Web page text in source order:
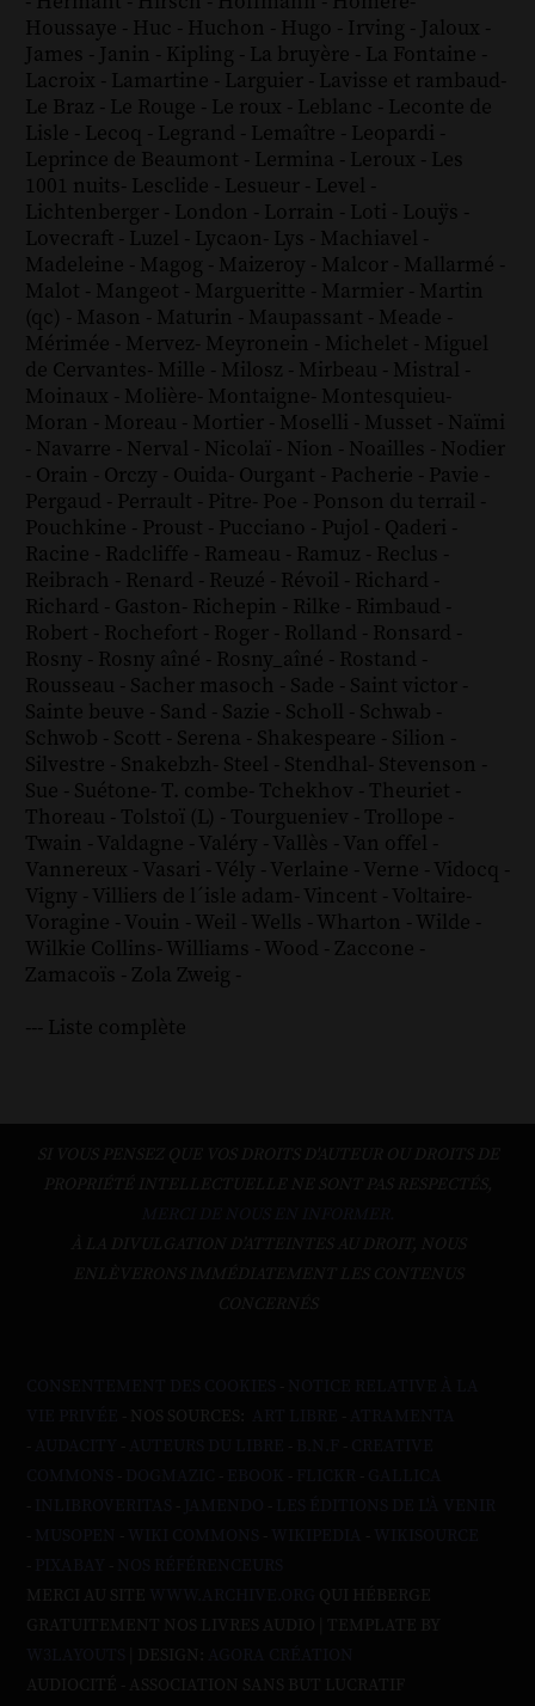
Houssaye - Huc - Huchon - Hugo - Irving - Jaloux -
James - Janin - Kipling - La bruyère - La Fontaine -
Lacroix - Lamartine - Larguier - Lavisse et rambaud-
Le Braz - Le Rouge - Le roux - Leblanc - Leconte de
Lisle - Lecoq - Legrand - Lemaître - Leopardi -
Leprince de Beaumont - Lermina - Leroux - Les
1001 nuits- Lesclide - Lesueur - Level -
Lichtenberger - London - Lorrain - Loti - Louÿs -
Lovecraft - Luzel - Lycaon- Lys - Machiavel -
Madeleine - Magog - Maizeroy - Malcor - Mallarmé -
Malot - Mangeot - Margueritte - Marmier - Martin
(qc) - Mason - Maturin - Maupassant - Meade -
Mérimée - Mervez- Meyronein - Michelet - Miguel
de Cervantes- Mille - Milosz - Mirbeau - Mistral -
Moinaux - Molière- Montaigne- Montesquieu-
Moran - Moreau - Mortier - Moselli - Musset - Naïmi
- Navarre - Nerval - Nicolaï - Nion - Noailles - Nodier
- Orain - Orczy - Ouida- Ourgant - Pacherie - Pavie -
Pergaud - Perrault - Pitre- Poe - Ponson du terrail -
Pouchkine - Proust - Pucciano - Pujol - Qaderi -
Racine - Radcliffe - Rameau - Ramuz - Reclus -
Reibrach - Renard - Reuzé - Révoil - Richard -
Richard - Gaston- Richepin - Rilke - Rimbaud -
Robert - Rochefort - Roger - Rolland - Ronsard -
Rosny - Rosny aîné - Rosny_aîné - Rostand -
Rousseau - Sacher masoch - Sade - Saint victor -
Sainte beuve - Sand - Sazie - Scholl - Schwab -
Schwob - Scott - Serena - Shakespeare - Silion -
Silvestre - Snakebzh- Steel - Stendhal- Stevenson -
Sue - Suétone- T. combe- Tchekhov - Theuriet -
Thoreau - Tolstoï (L) - Tourgueniev - Trollope -
Twain - Valdagne - Valéry - Vallès - Van offel -
Vannereux - Vasari - Vély - Verlaine - Verne - Vidocq -
Vigny - Villiers de l´isle adam- Vincent - Voltaire-
Voragine - Vouin - Weil - Wells - Wharton - Wilde -
Wilkie Collins- Williams - Wood - Zaccone -
Zamacoïs - Zola Zweig -
--- Liste complète